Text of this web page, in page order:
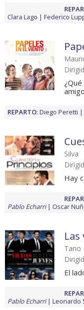
Clara Lago
Federico
REPARTO: Diego Peretti
Silva
Hay
Pablo Echarri
Oscar
Las
Tano
El
Pablo Echarri
Leonardo